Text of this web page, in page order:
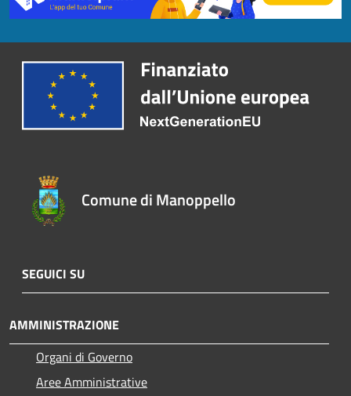
Comune di Manoppello
SEGUICI SU
AMMINISTRAZIONE
Organi di Governo
Aree Amministrative